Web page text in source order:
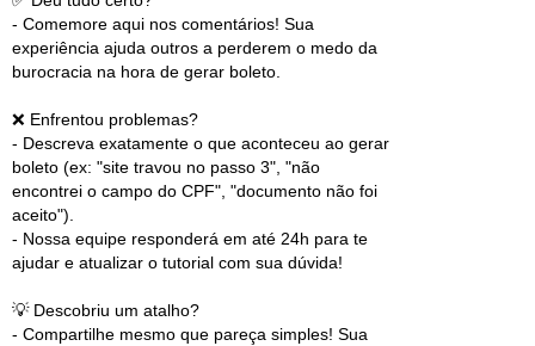
- Comemore aqui nos comentários! Sua
experiência ajuda outros a perderem o medo da
burocracia na hora de gerar boleto.
❌ Enfrentou problemas?
- Descreva exatamente o que aconteceu ao gerar
boleto (ex: "site travou no passo 3", "não
encontrei o campo do CPF", "documento não foi
aceito").
- Nossa equipe responderá em até 24h para te
ajudar e atualizar o tutorial com sua dúvida!
💡 Descobriu um atalho?
- Compartilhe mesmo que pareça simples! Sua